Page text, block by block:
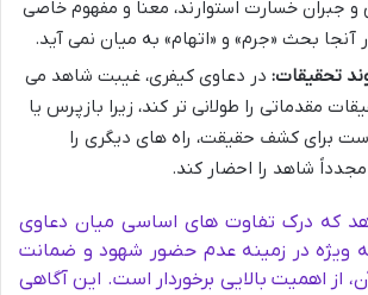
و جبران خسارت استوارند، معنا و مفهوم خاصی
آنجا بحث «جرم» و «اتهام» به میان نمی آید.
تحقیقات: در دعاوی کیفری، غیبت شاهد می
مقدماتی را طولانی تر کند، زیرا بازپرس یا
برای کشف حقیقت، راه های دیگری را
شاهد را احضار کند.
که درک تفاوت های اساسی میان دعاوی
ویژه در زمینه عدم حضور شهود و ضمانت
از اهمیت بالایی برخوردار است. این آگاهی